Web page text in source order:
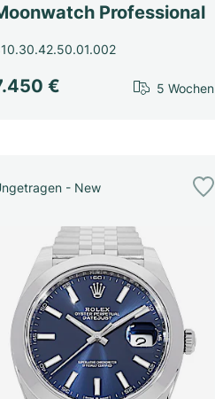
Professional
€ 5 Wochen
- New